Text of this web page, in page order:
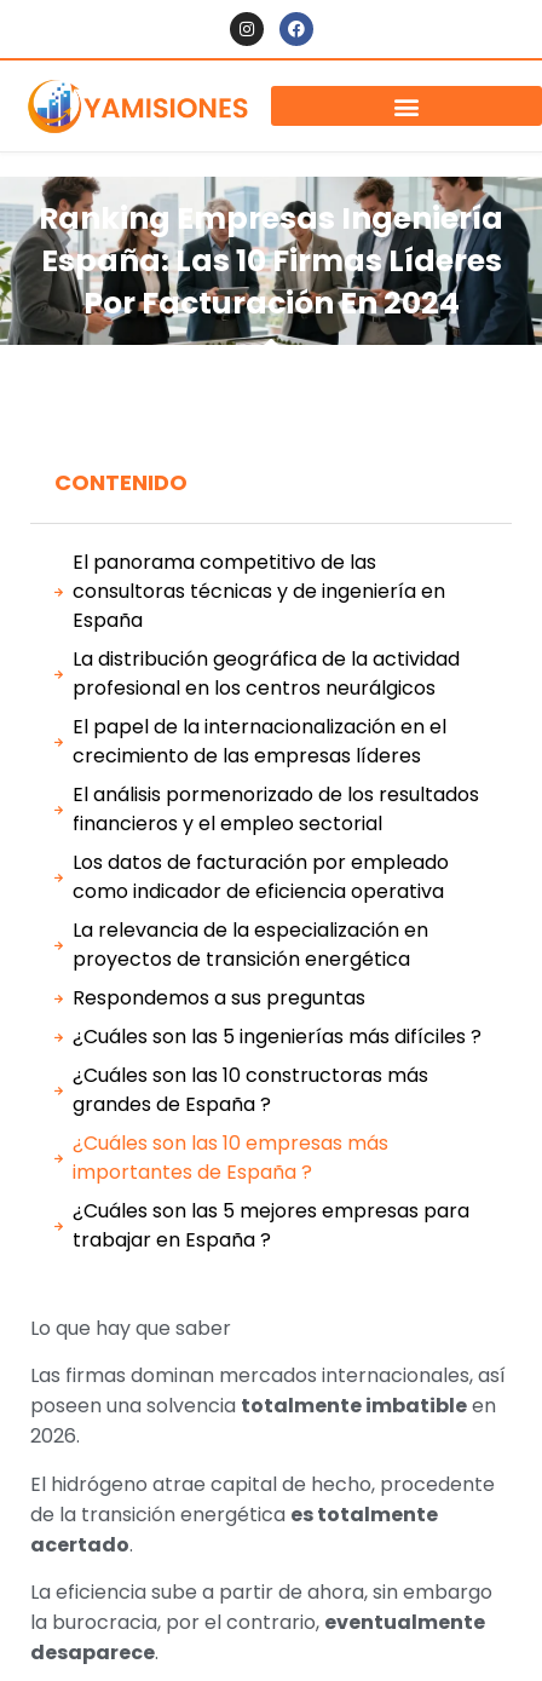
Ranking Empresas Ingeniería
España: Las 10 Firmas Líderes
Por Facturación En 2024
CONTENIDO
El panorama competitivo de las
consultoras técnicas y de ingeniería en
España
La distribución geográfica de la actividad
profesional en los centros neurálgicos
El papel de la internacionalización en el
crecimiento de las empresas líderes
El análisis pormenorizado de los resultados
financieros y el empleo sectorial
Los datos de facturación por empleado
como indicador de eficiencia operativa
La relevancia de la especialización en
proyectos de transición energética
Respondemos a sus preguntas
¿Cuáles son las 5 ingenierías más difíciles ?
¿Cuáles son las 10 constructoras más
grandes de España ?
¿Cuáles son las 10 empresas más
importantes de España ?
¿Cuáles son las 5 mejores empresas para
trabajar en España ?
Lo que hay que saber
Las firmas dominan mercados internacionales, así
poseen una solvencia totalmente imbatibleen
2026.
El hidrógeno atrae capital de hecho, procedente
de la transición energética es totalmente
acertado.
La eficiencia sube a partir de ahora, sin embargo
la burocracia, por el contrario, eventualmente
desaparece.